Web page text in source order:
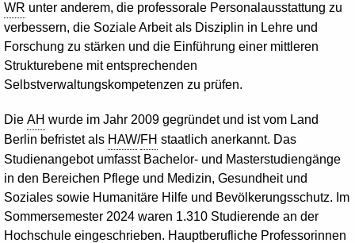
WR unter anderem, die professorale Personalausstattung zu
verbessern, die Soziale Arbeit als Disziplin in Lehre und
Forschung zu stärken und die Einführung einer mittleren
Strukturebene mit entsprechenden
Selbstverwaltungskompetenzen zu prüfen.
Die AH wurde im Jahr 2009 gegründet und ist vom Land
Berlin befristet als HAW/FH staatlich anerkannt. Das
Studienangebot umfasst Bachelor- und Masterstudiengänge
in den Bereichen Pflege und Medizin, Gesundheit und
Soziales sowie Humanitäre Hilfe und Bevölkerungsschutz. Im
Sommersemester 2024 waren 1.310 Studierende an der
Hochschule eingeschrieben. Hauptberufliche Professorinnen